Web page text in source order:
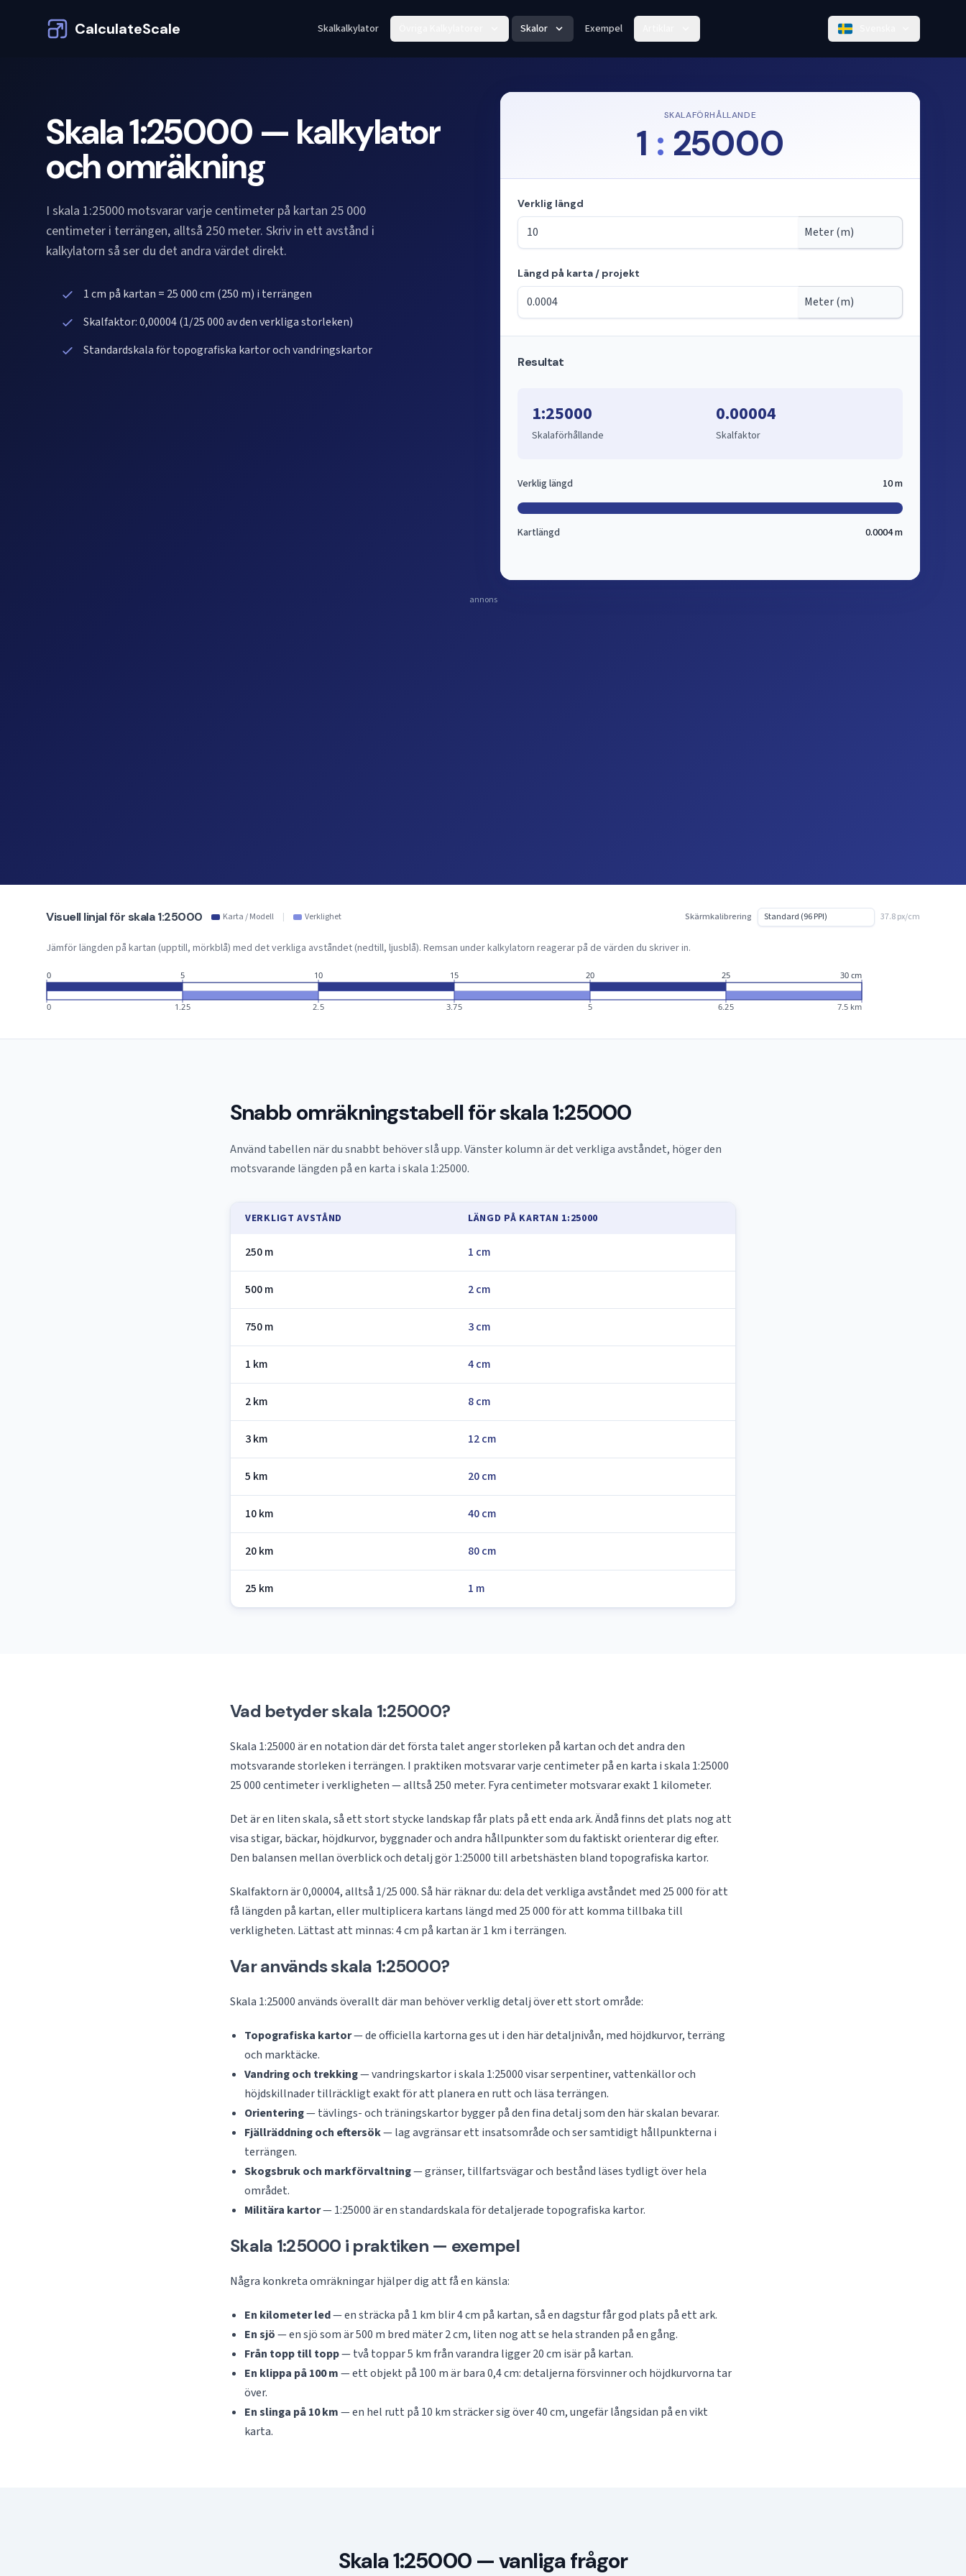
CalculateScale Skalkalkylator Skalor Exempel
Skala 1:25000 — kalkylator
och omräkning
I skala 1:25000 motsvarar varje centimeter på kartan 25 000
centimeter i terrängen, alltså 250 meter. Skriv in ett avstånd i
kalkylatorn så ser du det andra värdet direkt.
1 cm på kartan = 25 000 cm (250 m) i terrängen
Skalfaktor: 0,00004 (1/25 000 av den verkliga storleken)
Standardskala för topografiska kartor och vandringskartor
SKALAFÖRHÅLLANDE
1 : 25000
Läge: beräknar längder från skala
Verklig längd
Längd på karta / projekt
Resultat
1:25000
Skalaförhållande
0.00004
Skalfaktor
Verklig längd 10 m
Kartlängd 0.0004 m
annons
Visuell linjal för skala 1:25000 Karta / Modell | Verklighet Skärmkalibrering 37.8 px/cm
Jämför längden på kartan (upptill, mörkblå) med det verkliga avståndet (nedtill, ljusblå). Remsan under kalkylatorn reagerar på de värden du skriver in.
0
0
5
1.25
10
2.5
15
3.75
20
5
25
6.25
30 cm
7.5 km
Snabb omräkningstabell för skala 1:25000
Använd tabellen när du snabbt behöver slå upp. Vänster kolumn är det verkliga avståndet, höger den
motsvarande längden på en karta i skala 1:25000.
VERKLIGT AVSTÅND LÄNGD PÅ KARTAN 1:25000
250 m 1 cm
500 m 2 cm
750 m 3 cm
1 km 4 cm
2 km 8 cm
3 km 12 cm
5 km 20 cm
10 km 40 cm
20 km 80 cm
25 km 1 m
Vad betyder skala 1:25000?
Skala 1:25000 är en notation där det första talet anger storleken på kartan och det andra den
motsvarande storleken i terrängen. I praktiken motsvarar varje centimeter på en karta i skala 1:25000
25 000 centimeter i verkligheten — alltså 250 meter. Fyra centimeter motsvarar exakt 1 kilometer.
Det är en liten skala, så ett stort stycke landskap får plats på ett enda ark. Ändå finns det plats nog att
visa stigar, bäckar, höjdkurvor, byggnader och andra hållpunkter som du faktiskt orienterar dig efter.
Den balansen mellan överblick och detalj gör 1:25000 till arbetshästen bland topografiska kartor.
Skalfaktorn är 0,00004, alltså 1/25 000. Så här räknar du: dela det verkliga avståndet med 25 000 för att
få längden på kartan, eller multiplicera kartans längd med 25 000 för att komma tillbaka till
verkligheten. Lättast att minnas: 4 cm på kartan är 1 km i terrängen.
Var används skala 1:25000?
Skala 1:25000 används överallt där man behöver verklig detalj över ett stort område:
Topografiska kartor— de officiella kartorna ges ut i den här detaljnivån, med höjdkurvor, terräng
och marktäcke.
Vandring och trekking— vandringskartor i skala 1:25000 visar serpentiner, vattenkällor och
höjdskillnader tillräckligt exakt för att planera en rutt och läsa terrängen.
Orientering— tävlings- och träningskartor bygger på den fina detalj som den här skalan bevarar.
Fjällräddning och eftersök— lag avgränsar ett insatsområde och ser samtidigt hållpunkterna i
terrängen.
Skogsbruk och markförvaltning— gränser, tillfartsvägar och bestånd läses tydligt över hela
området.
Militära kartor— 1:25000 är en standardskala för detaljerade topografiska kartor.
Skala 1:25000 i praktiken — exempel
Några konkreta omräkningar hjälper dig att få en känsla:
En kilometer led— en sträcka på 1 km blir 4 cm på kartan, så en dagstur får god plats på ett ark.
En sjö— en sjö som är 500 m bred mäter 2 cm, liten nog att se hela stranden på en gång.
Från topp till topp— två toppar 5 km från varandra ligger 20 cm isär på kartan.
En klippa på 100 m— ett objekt på 100 m är bara 0,4 cm: detaljerna försvinner och höjdkurvorna tar
över.
En slinga på 10 km— en hel rutt på 10 km sträcker sig över 40 cm, ungefär långsidan på en vikt
karta.
Skala 1:25000 — vanliga frågor